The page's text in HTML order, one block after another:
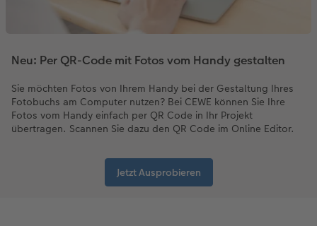
Neu: Per QR-Code mit Fotos vom Handy gestalten
Sie möchten Fotos von Ihrem Handy bei der Gestaltung Ihres
Fotobuchs am Computer nutzen? Bei CEWE können Sie Ihre
Fotos vom Handy einfach per QR Code in Ihr Projekt
übertragen. Scannen Sie dazu den QR Code im Online Editor.
Jetzt Ausprobieren